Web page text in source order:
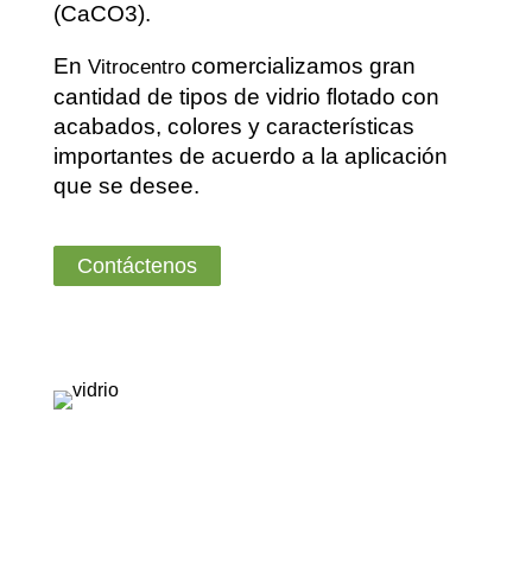
(CaCO3).
En Vitrocentrocomercializamos gran
cantidad de tipos de vidrio flotado con
acabados, colores y características
importantes de acuerdo a la aplicación
que se desee.
Contáctenos